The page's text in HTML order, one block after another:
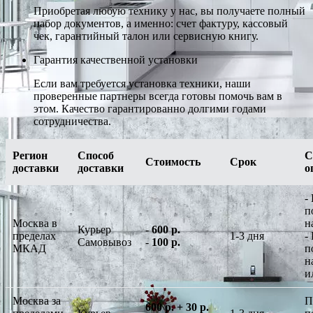
Приобретая любую технику у нас, вы получаете полный
набор документов, а именно: счет фактуру, кассовый
чек, гарантийный талон или сервисную книгу.
Гарантия качественной установки
Если вам требуется установка техники, наши
проверенные партнеры всегда готовы помочь вам в
этом. Качество гарантированно долгими годами
сотрудничества.
Регион
доставки
Способ
доставки
Стоимость Срок
Москва в
пределах
МКАД
Курьер
Самовывоз
-600 р.
- 100 р.
1-3 дня
-
-
Москва за
600 р. + 30 р.